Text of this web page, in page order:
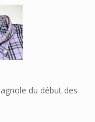
du début des